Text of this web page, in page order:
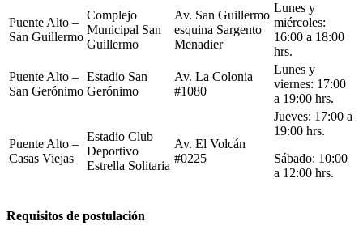
Puente Alto –
San Guillermo
Complejo
Municipal San
Guillermo
Av. San Guillermo
esquina Sargento
Menadier
Lunes y
miércoles:
16:00 a 18:00
hrs.
Puente Alto –
San Gerónimo
Estadio San
Gerónimo
Av. La Colonia
#1080
Lunes y
viernes: 17:00
a 19:00 hrs.
Puente Alto –
Casas Viejas
Estadio Club
Deportivo
Estrella Solitaria
Av. El Volcán
#0225
Jueves: 17:00 a
19:00 hrs.
Sábado: 10:00
a 12:00 hrs.
Requisitos de postulación